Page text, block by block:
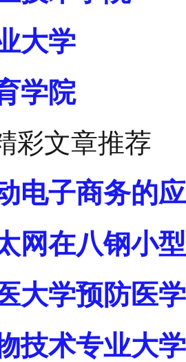
大学
学院
彩文章推荐
电子商务的
网在八钢小
大学预防医
技术专业大